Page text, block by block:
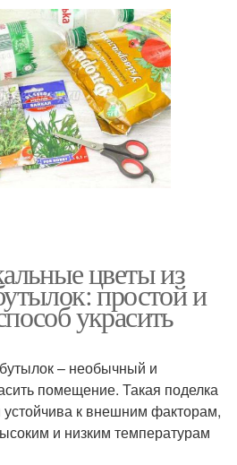
цветы из
простой и
украсить
– необычный и
помещение. Такая поделка
устойчива к внешним факторам,
и низким температурам